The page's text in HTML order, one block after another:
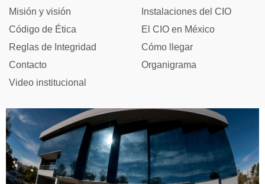
Misión y visión
Código de Ética
Reglas de Integridad
Contacto
Video institucional
Instalaciones del CIO
El CIO en México
Cómo llegar
Organigrama